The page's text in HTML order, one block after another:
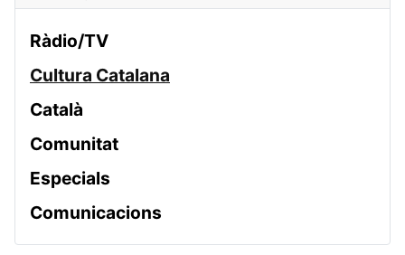
Ràdio/TV
Cultura Catalana
Català
Comunitat
Especials
Comunicacions